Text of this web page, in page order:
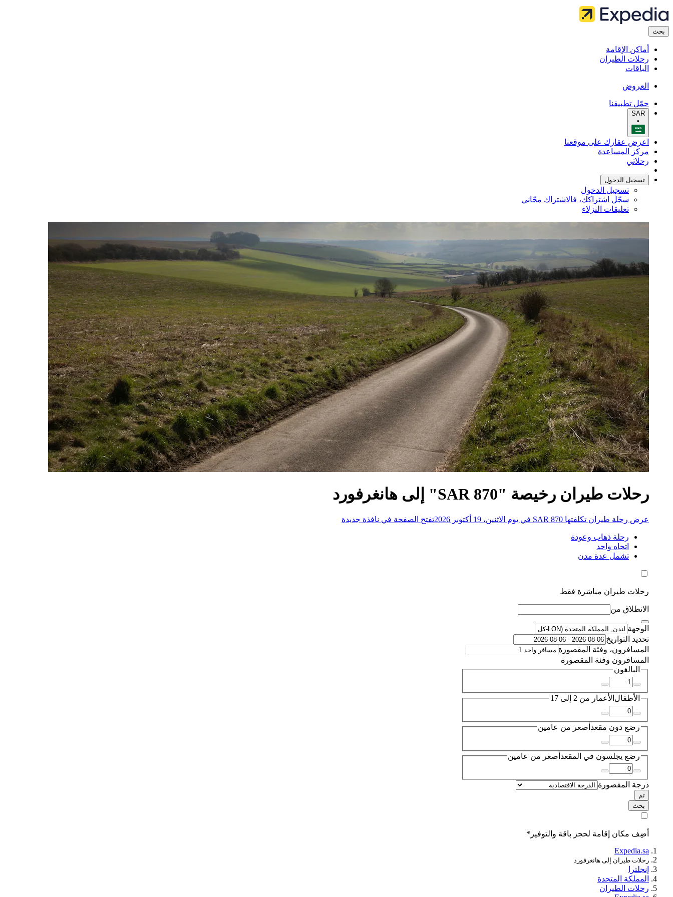
بحث
أماكن الإقامة
رحلات الطيران
الباقات
العروض
حمّل تطبيقنا
SAR
•
اعرض عقارك على موقعنا
مركز المساعدة
رحلاتي
تسجيل الدخول
تسجيل الدخول
سجّل اشتراكك، فالاشتراك مجّاني
تعليقات النزلاء
رحلات طيران رخيصة "SAR 870" إلى هانغرفورد
عرض رحلة طيران تكلفتها SAR 870 في يوم الاثنين، 19 أكتوبر 2026 تفتح الصفحة في نافذة جديدة
رحلة ذهاب وعودة
اتجاه واحد
تشمل عدة مدن
رحلات طيران مباشرة فقط
الانطلاق من
الوجهة
تحديد التواريخ
المسافرون، وفئة المقصورة
المسافرون وفئة المقصورة
البالغون
الأطفال الأعمار من 2 إلى 17
رضع دون مقعد أصغر من عامين
رضع يجلسون في المقعد أصغر من عامين
درجة المقصورة
تم
بحث
أضِف مكان إقامة لحجز باقة والتوفير*
Expedia.sa
رحلات طيران إلى هانغرفورد
إنجلترا
المملكة المتحدة
رحلات الطيران